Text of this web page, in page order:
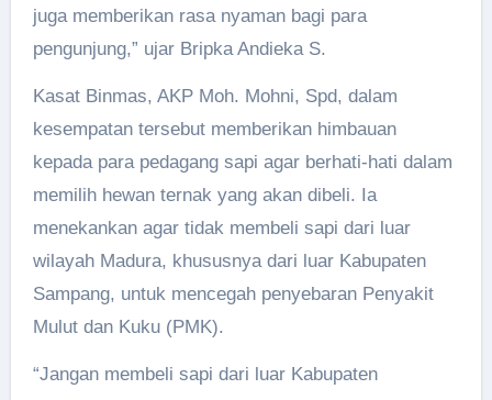
juga memberikan rasa nyaman bagi para
pengunjung,” ujar Bripka Andieka S.
Kasat Binmas, AKP Moh. Mohni, Spd, dalam
kesempatan tersebut memberikan himbauan
kepada para pedagang sapi agar berhati-hati dalam
memilih hewan ternak yang akan dibeli. Ia
menekankan agar tidak membeli sapi dari luar
wilayah Madura, khususnya dari luar Kabupaten
Sampang, untuk mencegah penyebaran Penyakit
Mulut dan Kuku (PMK).
“Jangan membeli sapi dari luar Kabupaten